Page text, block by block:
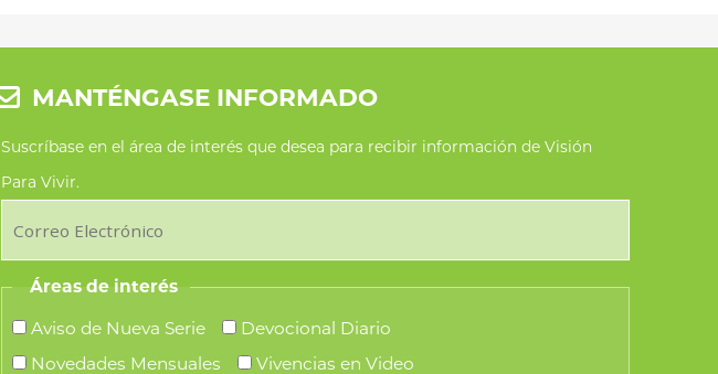
MANTÉNGASE INFORMADO
Suscríbase en el área de interés que desea para recibir información de Visión
Para Vivir.
Áreas de interés
Aviso de Nueva Serie
Devocional Diario
Novedades Mensuales
Vivencias en Video